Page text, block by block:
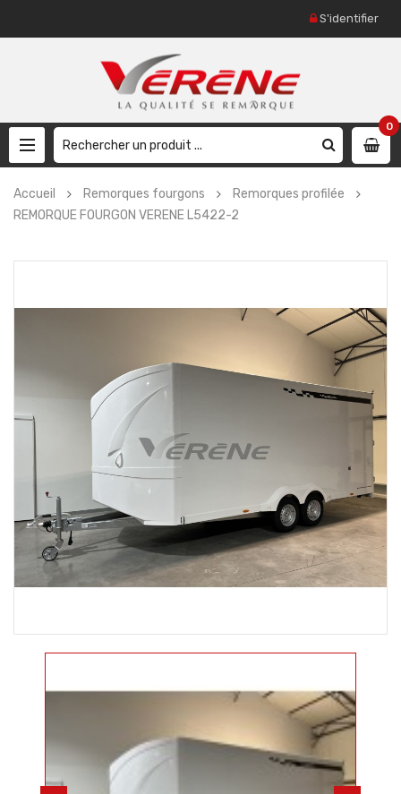
S'identifier
0
Accueil Remorques fourgons
Remorques profilée
REMORQUE FOURGON VERENE L5422-2